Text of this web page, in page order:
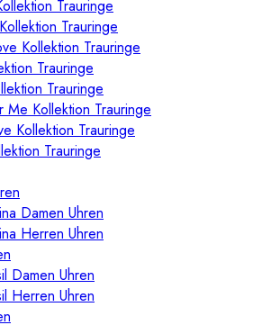
Trauringe
Trauringe
Kollektion Trauringe
Trauringe
Trauringe
Me Kollektion Trauringe
Kollektion Trauringe
Trauringe
Damen Uhren
Herren Uhren
Damen Uhren
Herren Uhren